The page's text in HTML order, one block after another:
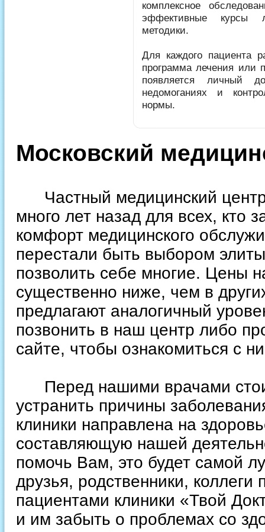
комплексное
эффективные курсы
методики.
Для каждого пациента
программа лечения или
появляется личный
недомоганиях и
нормы.
Московский
Частный медицинский центр
много лет назад для всех, кто
комфорт медицинского
перестали быть выбором
позволить себе многие. Цены
существенно ниже, чем в
предлагают аналогичный
позвонить в наш центр либо
сайте, чтобы ознакомиться с
Перед нашими врачами
устранить причины
клиники направлена на
составляющую нашей
помочь Вам, это будет самой
друзья, родственники,
пациентами клиники «Твой
и им забыть о проблемах со